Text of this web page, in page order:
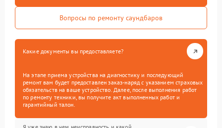
Вопросы по ремонту саундбаров
Какие документы вы предоставляете?
На этапе приема устройства на диагностику и последующий
ремонт вам будет предоставлен заказ-наряд с указанием страховых
обязательств на ваше устройство. Далее, после выполнения работ
по ремонту техники, вы получите акт выполненных работ и
гарантийный талон.